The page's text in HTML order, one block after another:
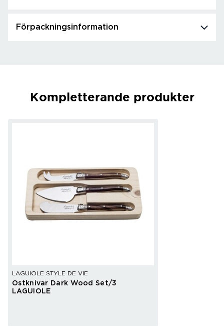
Förpackningsinformation
Kompletterande produkter
LAGUIOLE STYLE DE VIE
Ostknivar Dark Wood Set/3
LAGUIOLE